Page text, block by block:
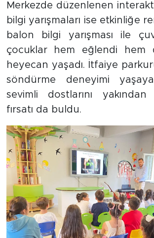
Merkezde düzenlenen
bilgi yarışmaları ise etkinliğe
balon bilgi yarışması ile
çocuklar hem eğlendi hem
heyecan yaşadı. İtfaiye
söndürme deneyimi
sevimli dostlarını yakından
fırsatı da buldu.